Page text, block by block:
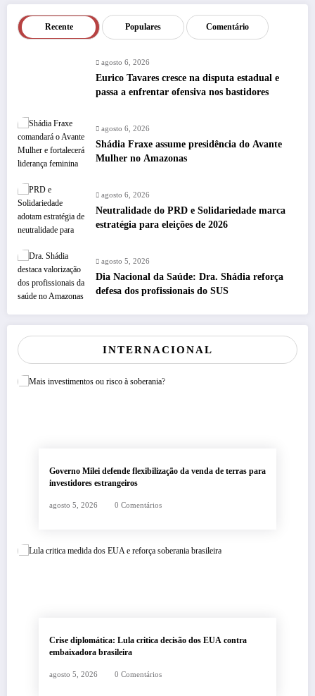
Recente Populares Comentário
agosto 6, 2026
Eurico Tavares cresce na disputa estadual e
passa a enfrentar ofensiva nos bastidores
agosto 6, 2026
Shádia Fraxe assume presidência do Avante
Mulher no Amazonas
agosto 6, 2026
Neutralidade do PRD e Solidariedade marca
estratégia para eleições de 2026
agosto 5, 2026
Dia Nacional da Saúde: Dra. Shádia reforça
defesa dos profissionais do SUS
INTERNACIONAL
Governo Milei defende flexibilização da venda de terras para
investidores estrangeiros
agosto 5, 2026 0 Comentários
Crise diplomática: Lula critica decisão dos EUA contra
embaixadora brasileira
agosto 5, 2026 0 Comentários